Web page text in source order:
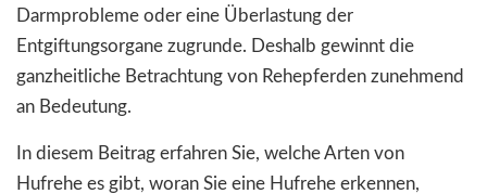
Darmprobleme oder eine Überlastung der
Entgiftungsorgane zugrunde. Deshalb gewinnt die
ganzheitliche Betrachtung von Rehepferden zunehmend
an Bedeutung.
In diesem Beitrag erfahren Sie, welche Arten von
Hufrehe es gibt, woran Sie eine Hufrehe erkennen,